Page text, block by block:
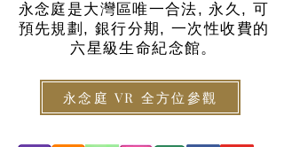
永念庭是大灣區唯一合法, 永久, 可
預先規劃, 銀行分期, 一次性收費的
六星級生命紀念館。
永念庭 VR 全方位參觀